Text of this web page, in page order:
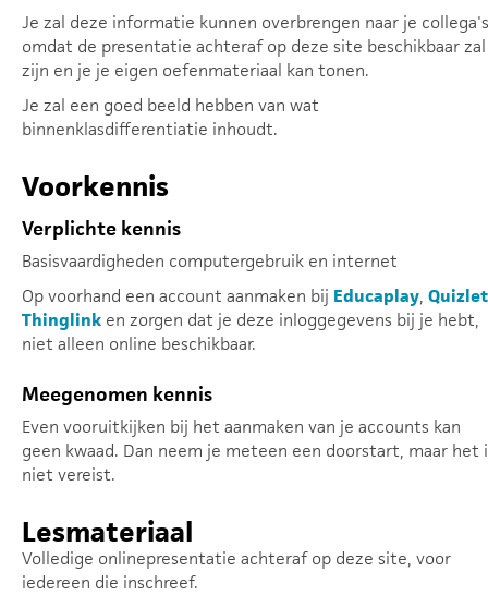
Je zal deze informatie kunnen overbrengen naar je collega's
omdat de presentatie achteraf op deze site beschikbaar zal
zijn en je je eigen oefenmateriaal kan tonen.
Je zal een goed beeld hebben van wat
binnenklasdifferentiatie inhoudt.
Voorkennis
Verplichte kennis
Basisvaardigheden computergebruik en internet
Op voorhand een account aanmaken bij Educaplay, Quizlet
Thinglink en zorgen dat je deze inloggegevens bij je hebt,
niet alleen online beschikbaar.
Meegenomen kennis
Even vooruitkijken bij het aanmaken van je accounts kan
geen kwaad. Dan neem je meteen een doorstart, maar het
niet vereist.
Lesmateriaal
Volledige onlinepresentatie achteraf op deze site, voor
iedereen die inschreef.